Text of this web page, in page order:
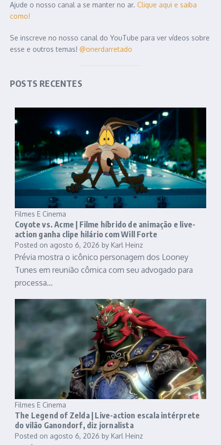
Ajude o nosso canal a se manter no ar. Clique aqui e saiba
como!
Se inscreve no nosso canal do YouTube para ver vídeos sobre
esse e outros temas! @onerdarretado
POSTS RECENTES
Filmes E Cinema
Coyote vs. Acme | Filme híbrido de animação e live-
action ganha clipe hilário com Will Forte
Posted on agosto 6, 2026 by Karl Heinz
Prévia mostra o icônico personagem dos Looney
Tunes em reunião cômica com seu advogado para
processa…
Filmes E Cinema
The Legend of Zelda | Live-action escala intérprete
do vilão Ganondorf, diz jornalista
Posted on agosto 6, 2026 by Karl Heinz